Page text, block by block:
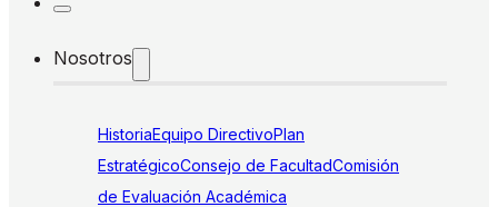
Nosotros
HistoriaEquipo DirectivoPlan
EstratégicoConsejo de FacultadComisión
de Evaluación Académica